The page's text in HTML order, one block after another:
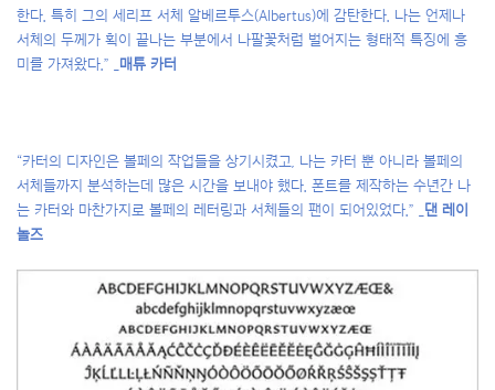
한다. 특히 그의 세리프 서체 알베르투스(Albertus)에 감탄한다. 나는 언제나
서체의 두께가 획이 끝나는 부분에서 나팔꽃처럼 벌어지는 형태적 특징에 흥
미를 가져왔다.” _ 매튜 카터
“카터의 디자인은 볼페의 작업들을 상기시켰고, 나는 카터 뿐 아니라 볼페의
서체들까지 분석하는데 많은 시간을 보내야 했다. 폰트를 제작하는 수년간 나
는 카터와 마찬가지로 볼페의 레터링과 서체들의 팬이 되어있었다.” _ 댄 레이
놀즈